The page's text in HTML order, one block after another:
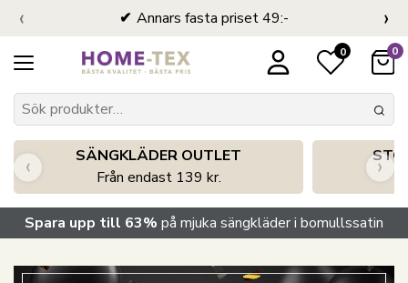
Annars fasta priset 49:-
‹ ›
0 0
SÄNGKLÄDER OUTLET
Från endast 139 kr.
‹ ›
Spara upp till 63% på mjuka sängkläder i bomullssatin